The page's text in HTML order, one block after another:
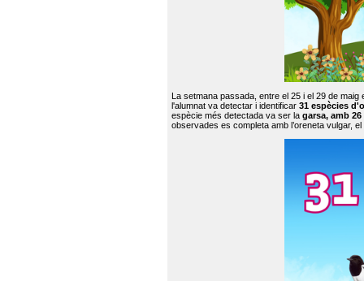
La setmana passada, entre el 25 i el 29 de
l'alumnat va detectar i identificar 31 espècies
espècie més detectada va ser la garsa, amb
observades es completa amb l’oreneta vulgar,